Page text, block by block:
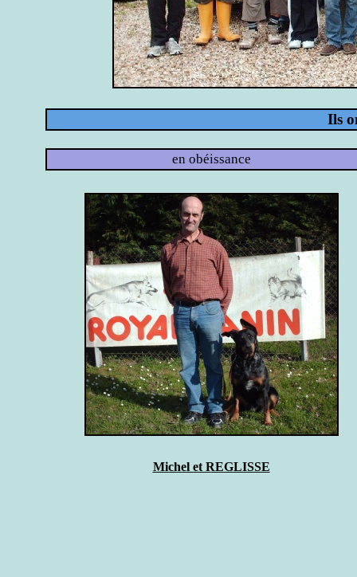
Ils
en obéissance
Michel et REGLISSE